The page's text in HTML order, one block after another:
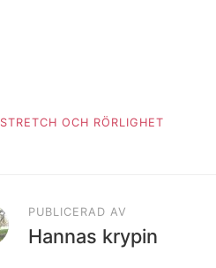
STRETCH OCH RÖRLIGHET
PUBLICERAD AV
Hannas krypin